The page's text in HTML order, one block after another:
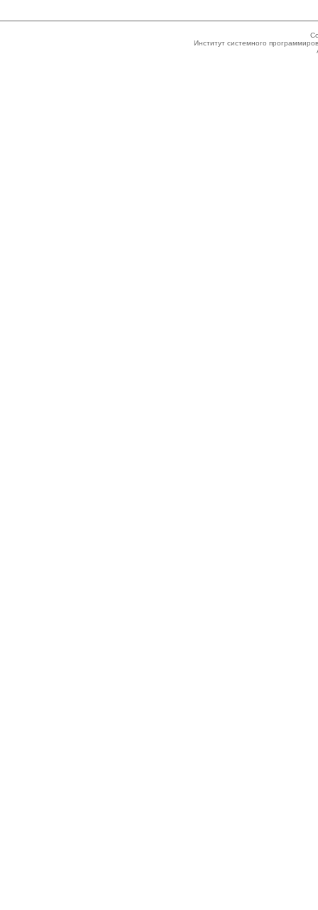
Институт системного